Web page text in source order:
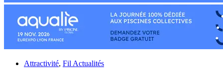
Attractivité, Fil Actualités